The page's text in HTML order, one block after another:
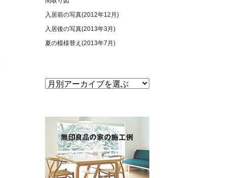
入居前の写真(2012年12月)
入居後の写真(2013年3月)
夏の模様替え(2013年7月)